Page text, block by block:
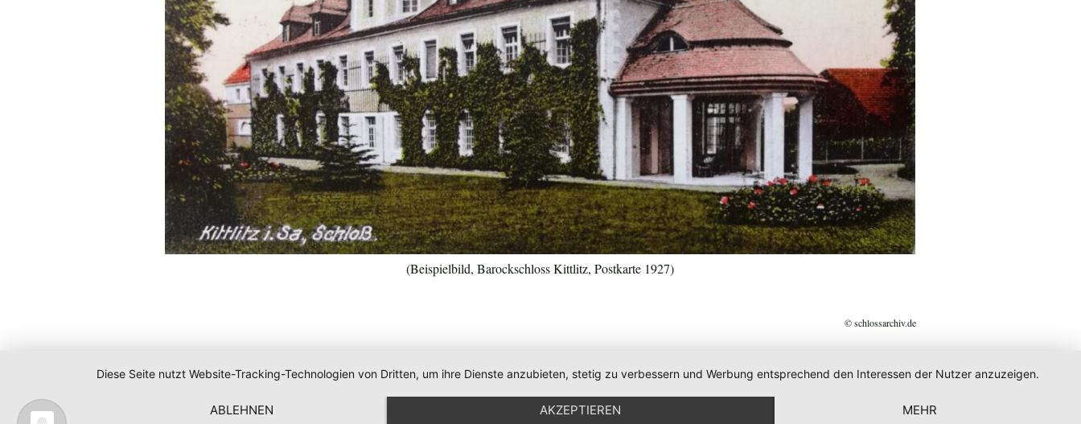
(Beispielbild, Barockschloss Kittlitz, Postkarte 1927)
© schlossarchiv.de
Diese Seite nutzt Website-Tracking-Technologien von Dritten, um ihre Dienste anzubieten, stetig zu verbessern und Werbung entsprechend den Interessen der Nutzer anzuzeigen.
ABLEHNEN AKZEPTIEREN MEHR